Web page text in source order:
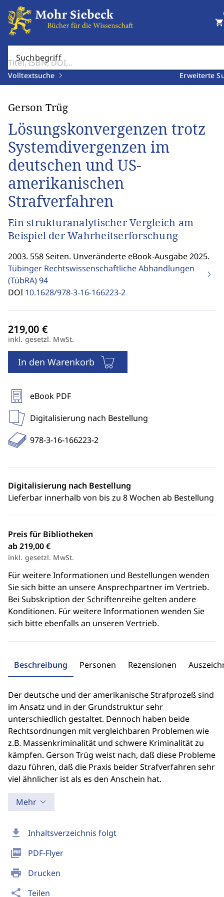
Suchbegriff
Volltextsuche Erweiterte
shopping_cart
download Inhaltsverzeichnis folgt
picture_as_pdf PDF-Flyer
print Drucken
share Teilen
Gerson Trüg
Lösungskonvergenzen trotz
Systemdivergenzen im
deutschen und US-
amerikanischen
Strafverfahren
Ein strukturanalytischer Vergleich am
Beispiel der Wahrheitserforschung
2003. 558 Seiten. Unveränderte eBook-Ausgabe 2025.
Tübinger Rechtswissenschaftliche Abhandlungen
(TübRA)94
DOI 10.1628/978-3-16-166223-2
inkl. gesetzl. MwSt.
In den Warenkorb
eBook PDF
Digitalisierung nach Bestellung
978-3-16-166223-2
Digitalisierung nach Bestellung
Lieferbar innerhalb von bis zu 8 Wochen ab Bestellung
Preis für Bibliotheken
ab 219,00 €
inkl. gesetzl. MwSt.
Für weitere Informationen und Bestellungen wenden
Sie sich bitte an unsere Ansprechpartner im Vertrieb.
Bei Subskription der Schriftenreihe gelten andere
Konditionen. Für weitere Informationen wenden Sie
sich bitte ebenfalls an unseren Vertrieb.
Beschreibung Personen Rezensionen
Der deutsche und der amerikanische Strafprozeß sind
im Ansatz und in der Grundstruktur sehr
unterschiedlich gestaltet. Dennoch haben beide
Rechtsordnungen mit vergleichbaren Problemen wie
z.B. Massenkriminalität und schwere Kriminalität zu
kämpfen. Gerson Trüg weist nach, daß diese Probleme
dazu führen, daß die Praxis beider Strafverfahren sehr
viel ähnlicher ist als es den Anschein hat.
Mehr